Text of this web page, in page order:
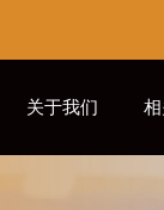
关于我们